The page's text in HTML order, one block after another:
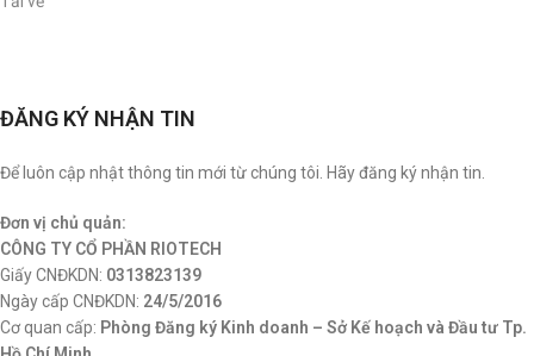
ĐĂNG KÝ NHẬN TIN
Để luôn cập nhật thông tin mới từ chúng tôi. Hãy đăng ký nhận tin.
Đơn vị chủ quản:
CÔNG TY CỔ PHẦN RIOTECH
Giấy CNĐKDN: 0313823139
Ngày cấp CNĐKDN: 24/5/2016
Cơ quan cấp: Phòng Đăng ký Kinh doanh – Sở Kế hoạch và Đầu tư Tp.